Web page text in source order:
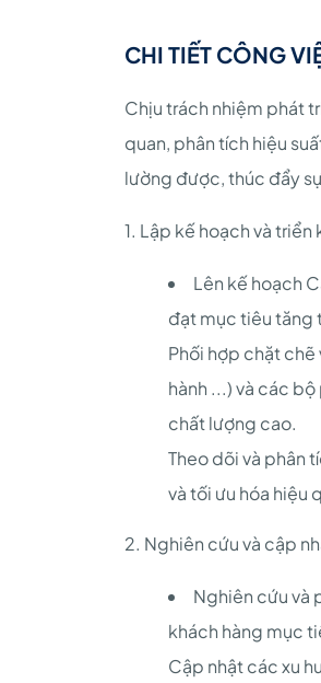
CHI TIẾT CÔNG
Chịu trách nhiệm phát
quan, phân tích hiệu
lường được, thúc đẩy
1. Lập kế hoạch và triển
Lên kế hoạch
đạt mục tiêu tăng
Phối hợp chặt chẽ
hành ...) và các
chất lượng cao.
Theo dõi và phân
và tối ưu hóa hiệu
2. Nghiên cứu và cập
Nghiên cứu và
khách hàng mục
Cập nhật các xu